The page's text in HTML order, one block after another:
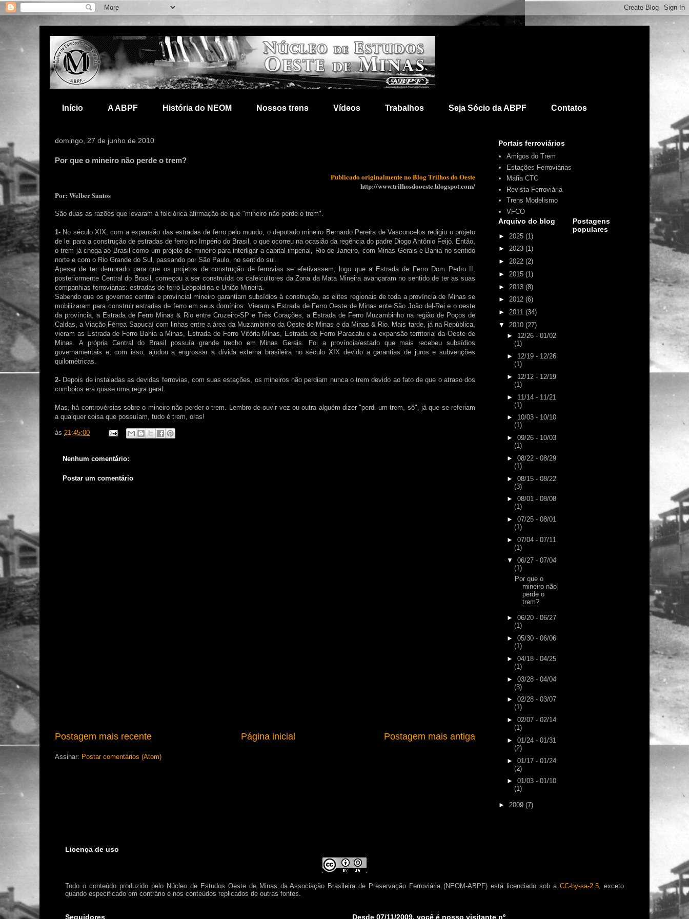
Início A ABPF História do NEOM Nossos trens Vídeos Trabalhos Seja Sócio da ABPF Contatos
domingo, 27 de junho de 2010
Por que o mineiro não perde o trem?
Publicado originalmente no Blog Trilhos do Oeste
http://www.trilhosdooeste.blogspot.com/
Por: Welber Santos
São duas as razões que levaram à folclórica afirmação de que "mineiro não perde o trem".
1- No século XIX, com a expansão das estradas de ferro pelo mundo, o deputado mineiro Bernardo Pereira de Vasconcelos redigiu o projeto
de lei para a construção de estradas de ferro no Império do Brasil, o que ocorreu na ocasião da regência do padre Diogo Antônio Feijó. Então,
o trem já chega ao Brasil como um projeto de mineiro para interligar a capital imperial, Rio de Janeiro, com Minas Gerais e Bahia no sentido
norte e com o Rio Grande do Sul, passando por São Paulo, no sentido sul.
Apesar de ter demorado para que os projetos de construção de ferrovias se efetivassem, logo que a Estrada de Ferro Dom Pedro II,
posteriormente Central do Brasil, começou a ser construída os cafeicultores da Zona da Mata Mineira avançaram no sentido de ter as suas
companhias ferroviárias: estradas de ferro Leopoldina e União Mineira.
Sabendo que os governos central e provincial mineiro garantiam subsídios à construção, as elites regionais de toda a província de Minas se
mobilizaram para construir estradas de ferro em seus domínios. Vieram a Estrada de Ferro Oeste de Minas ente São João del-Rei e o oeste
da província, a Estrada de Ferro Minas & Rio entre Cruzeiro-SP e Três Corações, a Estrada de Ferro Muzambinho na região de Poços de
Caldas, a Viação Férrea Sapucaí com linhas entre a área da Muzambinho da Oeste de Minas e da Minas & Rio. Mais tarde, já na República,
vieram as Estrada de Ferro Bahia a Minas, Estrada de Ferro Vitória Minas, Estrada de Ferro Paracatu e a expansão territorial da Oeste de
Minas. A própria Central do Brasil possuía grande trecho em Minas Gerais. Foi a província/estado que mais recebeu subsídios
governamentais e, com isso, ajudou a engrossar a dívida externa brasileira no século XIX devido a garantias de juros e subvenções
quilométricas.
2- Depois de instaladas as devidas ferrovias, com suas estações, os mineiros não perdiam nunca o trem devido ao fato de que o atraso dos
comboios era quase uma regra geral.
Mas, há controvérsias sobre o mineiro não perder o trem. Lembro de ouvir vez ou outra alguém dizer "perdi um trem, sô", já que se referiam
a qualquer coisa que possuíam, tudo é trem, oras!
às 21:45:00
Nenhum comentário:
Postar um comentário
Postagem mais recente Postagem mais antiga
Página inicial
Assinar: Postar comentários (Atom)
Portais ferroviários
Amigos do Trem
Estações Ferroviárias
Máfia CTC
Revista Ferroviária
Trens Modelismo
VFCO
Arquivo do blog
► 2025 (1)
► 2023 (1)
► 2022 (2)
► 2015 (1)
► 2013 (8)
► 2012 (6)
► 2011 (34)
▼ 2010 (27)
► 12/26 - 01/02
(1)
► 12/19 - 12/26
(1)
► 12/12 - 12/19
(1)
► 11/14 - 11/21
(1)
► 10/03 - 10/10
(1)
► 09/26 - 10/03
(1)
► 08/22 - 08/29
(1)
► 08/15 - 08/22
(3)
► 08/01 - 08/08
(1)
► 07/25 - 08/01
(1)
► 07/04 - 07/11
(1)
▼ 06/27 - 07/04
(1)
Por que o
mineiro não
perde o
trem?
► 06/20 - 06/27
(1)
► 05/30 - 06/06
(1)
► 04/18 - 04/25
(1)
► 03/28 - 04/04
(3)
► 02/28 - 03/07
(1)
► 02/07 - 02/14
(1)
► 01/24 - 01/31
(2)
► 01/17 - 01/24
(2)
► 01/03 - 01/10
(1)
► 2009 (7)
Postagens
populares
Licença de uso
Todo o conteúdo produzido pelo Núcleo de Estudos Oeste de Minas da Associação Brasileira de Preservação Ferroviária (NEOM-ABPF) está licenciado sob aCC-by-sa-2.5, exceto
quando especificado em contrário e nos conteúdos replicados de outras fontes.
Seguidores Desde 07/11/2009, você é nosso visitante nº